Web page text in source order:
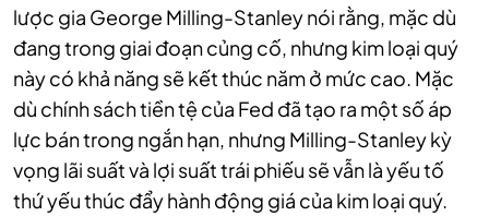
lược gia George Milling-Stanley nói rằng, mặc dù
đang trong giai đoạn củng cố, nhưng kim loại quý
này có khả năng sẽ kết thúc năm ở mức cao. Mặc
dù chính sách tiền tệ của Fed đã tạo ra một số áp
lực bán trong ngắn hạn, nhưng Milling-Stanley kỳ
vọng lãi suất và lợi suất trái phiếu sẽ vẫn là yếu tố
thứ yếu thúc đẩy hành động giá của kim loại quý.